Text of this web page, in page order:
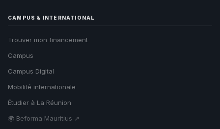
CAMPUS & INTERNATIONAL
Trouver mon financement
Campus
Campus Digital
Mobilité internationale
Étudier à La Réunion
🌍 Beforma Mauritius ↗